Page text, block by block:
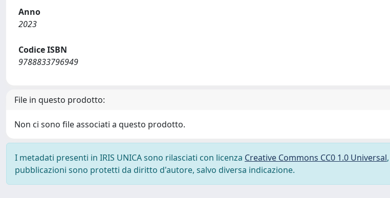
Anno
2023
Codice ISBN
9788833796949
File in questo prodotto:
Non ci sono file associati a questo prodotto.
I metadati presenti in IRIS UNICA sono rilasciati con licenza Creative Commons CC0 1.0 Universal
pubblicazioni sono protetti da diritto d'autore, salvo diversa indicazione.